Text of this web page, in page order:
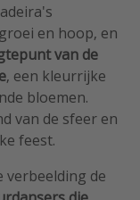
en hoop, en
van de
, een kleurrijke
bloemen.
van de sfeer en
feest.
verbeelding de